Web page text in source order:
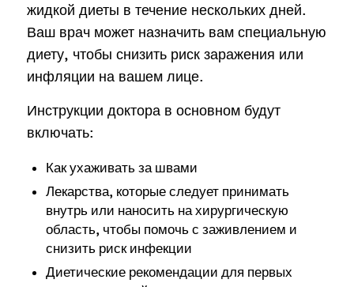
жидкой диеты в течение нескольких дней.
Ваш врач может назначить вам специальную
диету, чтобы снизить риск заражения или
инфляции на вашем лице.
Инструкции доктора в основном будут
включать:
Как ухаживать за швами
Лекарства, которые следует принимать
внутрь или наносить на хирургическую
область, чтобы помочь с заживлением и
снизить риск инфекции
Диетические рекомендации для первых